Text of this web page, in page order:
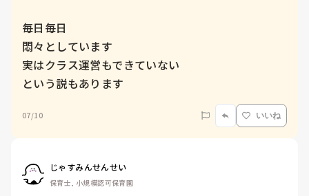
毎日毎日
悶々としています
実はクラス運営もできていない
07/10 いいね
じゃすみんせんせい
保育士, 小規模認可保育園